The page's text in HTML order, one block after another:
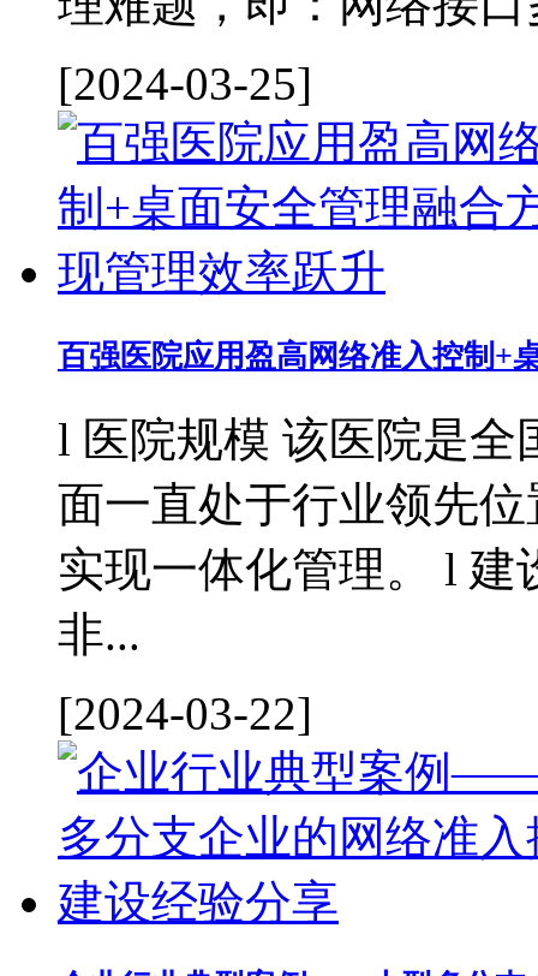
[2024-03-25]
百强医院应用盈高网络准入控制+
l 医院规模 该医院是全
面一直处于行业领先
实现一体化管理。 l 建
非...
[2024-03-22]